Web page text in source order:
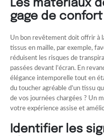
Les matériaux
gage de
Un bon revêtement doit offrir à
tissus en maille, par exemple,
réduisent les risques de
passées devant l’écran. En
élégance intemporelle tout en
du toucher agréable d’un tissu
de vos journées chargées ? Un
votre expérience assise et
Identifier les